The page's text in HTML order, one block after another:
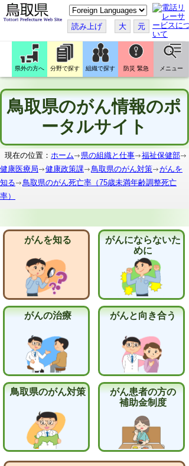
こ
の
ペ
ー
ジ
翻
訳
す
る
読み上げ 大 元
県外の方へ 分野で探す 組織で探す 防災 緊急 メニュー
鳥取県のがん情報のポ
ータルサイト
現在の位置： ホーム 県の組織と仕事
福祉保健部
健康医療局
健康政策課 鳥取県のがん対策
がんを
知る
鳥取県のがん死亡率（75歳未満年齢調整死亡
率）
がんを知る
がんにならないた
めに
がんの治療 がんと向き合う
鳥取県のがん対策
がん患者の方の
補助金制度